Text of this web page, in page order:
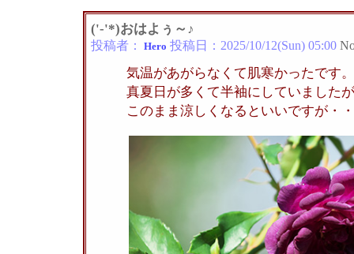
('-'*)おはよぅ～♪
投稿者： Hero 投稿日： 2025/10/12(Sun) 05:00
気温があがらなくて肌寒かったです。
真夏日が多くて半袖にしていました
このまま涼しくなるといいですが・